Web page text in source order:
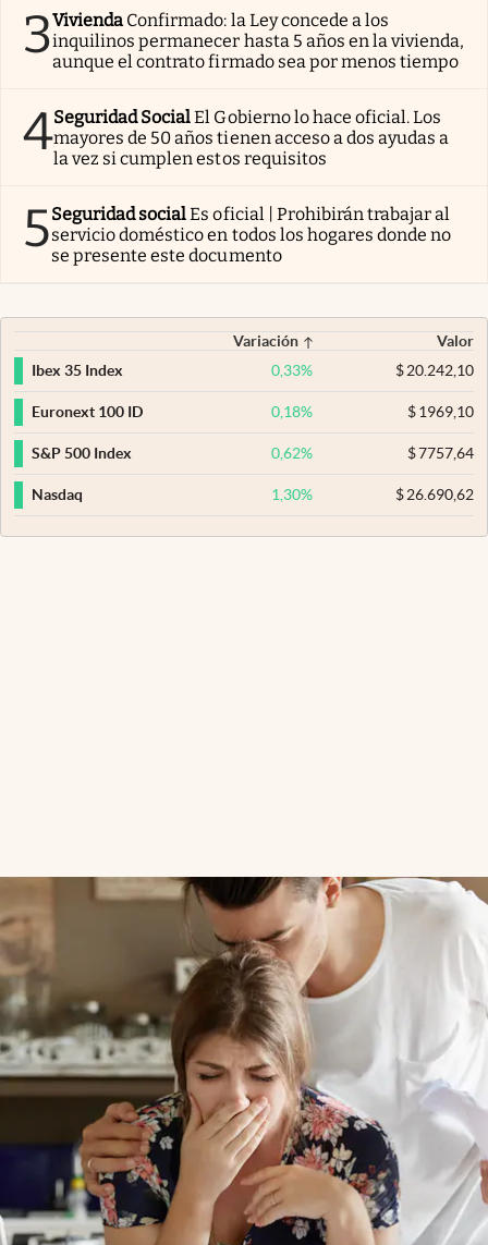
3Vivienda Confirmado: la Ley concede a los
inquilinos permanecer hasta 5 años en la vivienda,
aunque el contrato firmado sea por menos tiempo
4Seguridad SocialEl Gobierno lo hace oficial. Los
mayores de 50 años tienen acceso a dos ayudas a
la vez si cumplen estos requisitos
5Seguridad socialEs oficial | Prohibirán trabajar al
servicio doméstico en todos los hogares donde no
se presente este documento
Variación
Valor
Ibex 35 Index
0,33% $20.242,10
Euronext 100 ID 0,18% $1969,10
S&P 500 Index 0,62% $7757,64
Nasdaq 1,30% $26.690,62